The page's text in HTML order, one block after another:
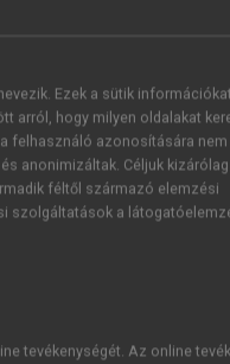
vagy hozz
ÚJ FIÓK
1 óra
Ezek a sütik
arról, hogy milyen oldalakat
felhasználó azonosítására nem
anonimizáltak. Céljuk
féltől származó elemzési
szolgáltatások a
tevékenységét. Az online